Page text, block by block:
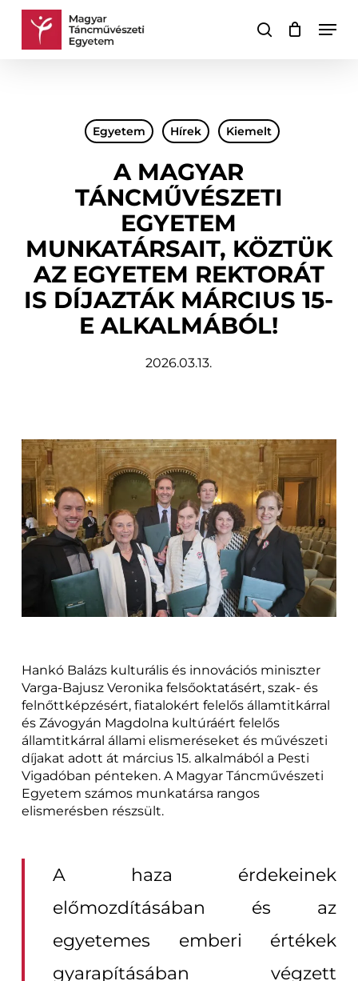
Skip
keresés
Kosár Kosár
Egyetem Hírek Kiemelt
A MAGYAR
TÁNCMŰVÉSZETI
EGYETEM
MUNKATÁRSAIT, KÖZTÜK
AZ EGYETEM REKTORÁT
IS DÍJAZTÁK MÁRCIUS 15-
E ALKALMÁBÓL!
2026.03.13.
Hankó Balázs kulturális és innovációs miniszter
Varga-Bajusz Veronika felsőoktatásért, szak- és
felnőttképzésért, fiatalokért felelős államtitkárral
és Závogyán Magdolna kultúráért felelős
államtitkárral állami elismeréseket és művészeti
díjakat adott át március 15. alkalmából a Pesti
Vigadóban pénteken. A Magyar Táncművészeti
Egyetem számos munkatársa rangos
elismerésben részsült.
A haza érdekeinek
előmozdításában és az
egyetemes emberi értékek
gyarapításában végzett